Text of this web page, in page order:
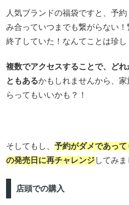
人気ブランドの福袋ですと、予
み合っていつまでも繋がらない
終了していた！なんてことは珍し
複数でアクセスすることで、ど
ともあるかもしれませんから、
らってもいいかも？！
そしてもし、 予約がダメであっ
の発売日に再チャレンジしてみま
店頭での購入